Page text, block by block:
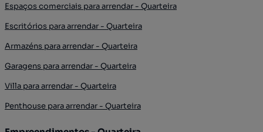
Espaços comerciais para arrendar - Quarteira
Escritórios para arrendar - Quarteira
Armazéns para arrendar - Quarteira
Garagens para arrendar - Quarteira
Villa para arrendar - Quarteira
Penthouse para arrendar - Quarteira